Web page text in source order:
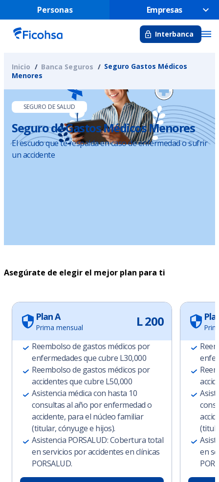
Personas Empresas
Interbanca
Inicio Banca Seguros
Seguro Gastos Médicos
Menores
SEGURO DE SALUD
Seguro de Gastos Médicos Menores
El escudo que te respalda en caso de enfermedad o sufrir
un accidente
Asegúrate de elegir el mejor plan para ti
Plan A
Prima mensual L 200
Reembolso de gastos médicos por
enfermedades que cubre L30,000
Reembolso de gastos médicos por
accidentes que cubre L50,000
Asistencia médica con hasta 10
consultas al año por enfermedad o
accidente, para el núcleo familiar
(titular, cónyuge e hijos).
Asistencia PORSALUD: Cobertura total
en servicios por accidentes en clínicas
PORSALUD.
en